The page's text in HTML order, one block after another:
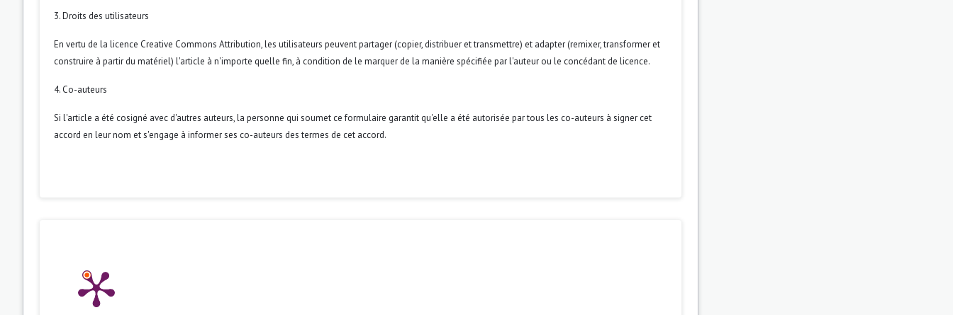
3. Droits des utilisateurs
En vertu de la licence Creative Commons Attribution, les utilisateurs peuvent partager (copier, distribuer et transmettre) et adapter (remixer, transformer et
construire à partir du matériel) l'article à n'importe quelle fin, à condition de le marquer de la manière spécifiée par l'auteur ou le concédant de licence.
4. Co-auteurs
Si l'article a été cosigné avec d'autres auteurs, la personne qui soumet ce formulaire garantit qu'elle a été autorisée par tous les co-auteurs à signer cet
accord en leur nom et s'engage à informer ses co-auteurs des termes de cet accord.